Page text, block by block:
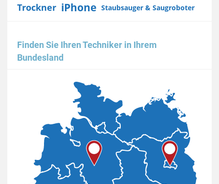
Trockner iPhone Staubsauger & Saugroboter
Finden Sie Ihren Techniker in Ihrem
Bundesland